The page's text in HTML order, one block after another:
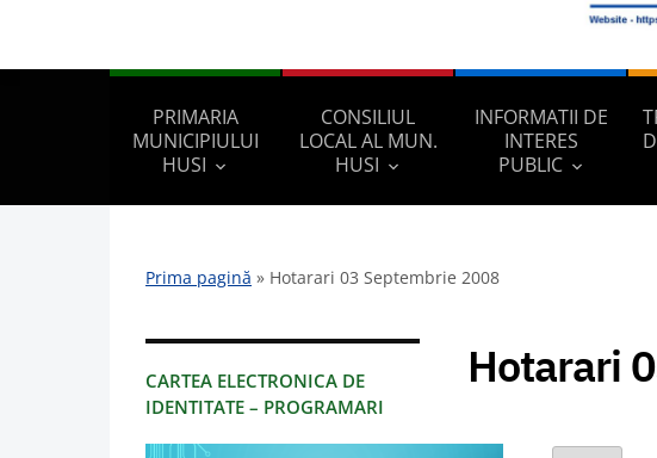
PRIMARIA
MUNICIPIULUI
HUSI
CONSILIUL
LOCAL AL MUN.
HUSI
INFORMATII DE
INTERES
PUBLIC
Prima pagină » Hotarari 03 Septembrie 2008
CARTEA ELECTRONICA DE
IDENTITATE – PROGRAMARI
Hotarari